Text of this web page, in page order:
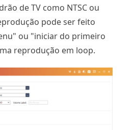
de TV como NTSC ou
pode ser feito
ou "iniciar do primeiro
reprodução em loop.